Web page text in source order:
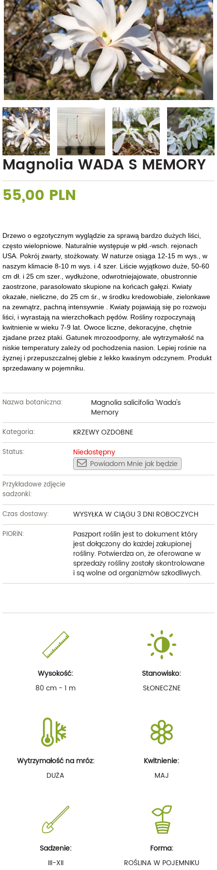
Magnolia WADA S MEMORY
55,00 PLN
Drzewo o egzotycznym wyglądzie za sprawą bardzo dużych liści,
często wielopniowe. Naturalnie występuje w płd.-wsch. rejonach
USA. Pokrój zwarty, stożkowaty. W naturze osiąga 12-15 m wys., w
naszym klimacie 8-10 m wys. i 4 szer. Liście wyjątkowo duże, 50-60
cm dł. i 25 cm szer., wydłużone, odwrotniejajowate, obustronnie
zaostrzone, parasolowato skupione na końcach gałęzi. Kwiaty
okazałe, nieliczne, do 25 cm śr., w środku kredowobiałe, zielonkawe
na zewnątrz, pachną intensywnie . Kwiaty pojawiają się po rozwoju
liści, i wyrastają na wierzchołkach pędów. Rośliny rozpoczynają
kwitnienie w wieku 7-9 lat. Owoce liczne, dekoracyjne, chętnie
zjadane przez ptaki. Gatunek mrozoodporny, ale wytrzymałość na
niskie temperatury zależy od pochodzenia nasion. Lepiej rośnie na
żyznej i przepuszczalnej glebie z lekko kwaśnym odczynem. Produkt
sprzedawany w pojemniku.
Nazwa botaniczna:
Magnolia salicifolia 'Wada's
Memory
Kategoria: KRZEWY OZDOBNE
Status:
Niedostępny
Powiadom Mnie jak będzie
Przykładowe zdjęcie
sadzonki:
Czas dostawy:
WYSYŁKA W CIĄGU 3 DNI ROBOCZYCH
PIORiN:
Paszport roślin jest to dokument który
jest dołączony do każdej zakupionej
rośliny. Potwierdza on, że oferowane w
sprzedaży rośliny zostały skontrolowane
i są wolne od organizmów szkodliwych.
Wysokość:
80 cm - 1 m
Stanowisko:
SŁONECZNE
Wytrzymałość na mróz:
DUŻA
Kwitnienie:
MAJ
Sadzenie:
III-XII
Forma:
ROŚLINA W POJEMNIKU